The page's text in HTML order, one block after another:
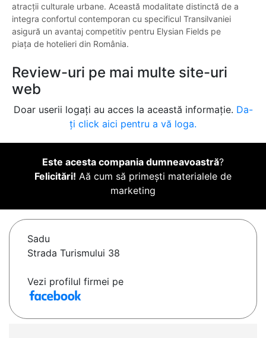
atracții culturale urbane. Această modalitate distinctă de a
integra confortul contemporan cu specificul Transilvaniei
asigură un avantaj competitiv pentru Elysian Fields pe
piața de hotelieri din România.
Review-uri pe mai multe site-uri
web
Doar userii logați au acces la această informație. Da-
ți click aici pentru a vă loga.
Este acesta compania dumneavoastră?
Felicitări! Aă cum să primești materialele de
marketing
Sadu
Strada Turismului 38
Vezi profilul firmei pe